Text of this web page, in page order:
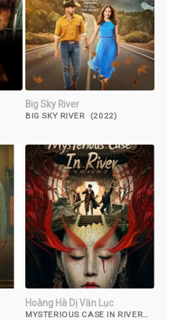
Big Sky River
BIG SKY RIVER (2022)
Hoàng Hà Dị Văn Lục
MYSTERIOUS CASE IN RIVER